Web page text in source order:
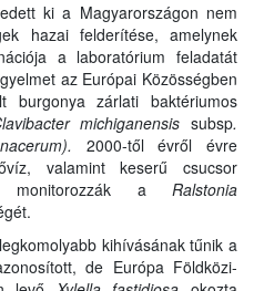
ki a Magyarországon nem
hazai felderítése, amelynek
a laboratórium feladatát
az Európai Közösségben
burgonya zárlati baktériumos
michiganensissubsp.
2000-től évről évre
valamint keserű csucsor
monitorozzák a Ralstonia
kihívásának tűnik a
de Európa Földközi-